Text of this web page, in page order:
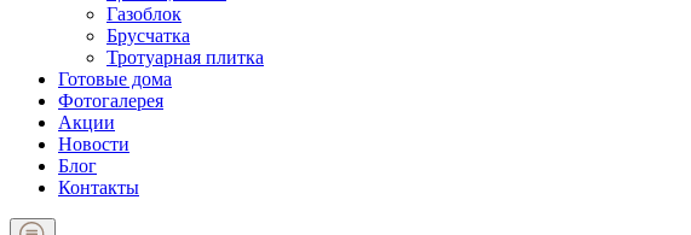
Газоблок
Брусчатка
Тротуарная плитка
Готовые дома
Фотогалерея
Акции
Новости
Блог
Контакты